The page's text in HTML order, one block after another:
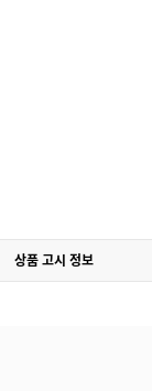
상품 고시 정보